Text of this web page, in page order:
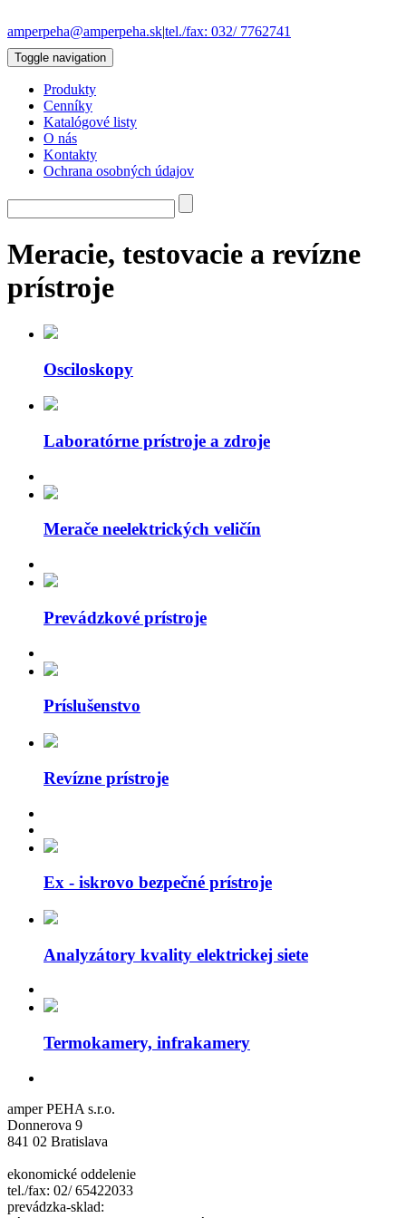
amperpeha@amperpeha.sk|tel./fax: 032/ 7762741
Toggle navigation
Produkty
Cenníky
Katalógové listy
O nás
Kontakty
Ochrana osobných údajov
Meracie, testovacie a revízne
prístroje
Osciloskopy
Laboratórne prístroje a zdroje
Merače neelektrických veličín
Prevádzkové prístroje
Príslušenstvo
Revízne prístroje
Ex - iskrovo bezpečné prístroje
Analyzátory kvality elektrickej siete
Termokamery, infrakamery
amper PEHA s.r.o.
Donnerova 9
841 02 Bratislava
ekonomické oddelenie
tel./fax: 02/ 65422033
prevádzka-sklad: